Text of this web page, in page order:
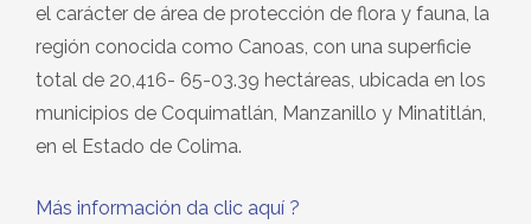
el carácter de área de protección de flora y fauna, la
región conocida como Canoas, con una superficie
total de 20,416- 65-03.39 hectáreas, ubicada en los
municipios de Coquimatlán, Manzanillo y Minatitlán,
en el Estado de Colima.
Más información da clic aquí ?